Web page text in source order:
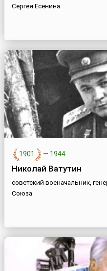
Сергея Есенина
1901 — 1944
Николай Ватутин
советский военачальник,
Союза